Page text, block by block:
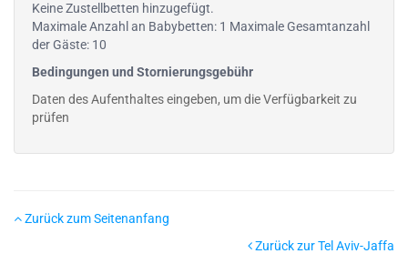
Keine Zustellbetten hinzugefügt.
Maximale Anzahl an Babybetten: 1 Maximale Gesamtanzahl
der Gäste: 10
Bedingungen und Stornierungsgebühr
Daten des Aufenthaltes eingeben, um die Verfügbarkeit zu
prüfen
Zurück zum Seitenanfang
Zurück zur Tel Aviv-Jaffa